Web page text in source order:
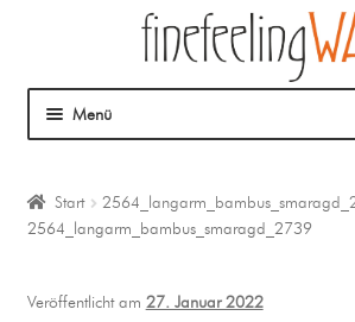
Menü
Mein Angebot
Coaching
Start
2564_langarm_bambus_smaragd_2739
Veröffentlicht am 27. Januar 2022